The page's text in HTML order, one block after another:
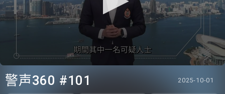
seconds
警声360 #101 2025-10-01